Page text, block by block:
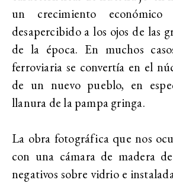
un crecimiento
desapercibido a los ojos de las
de la época. En muchos
ferroviaria se convertía en el
de un nuevo pueblo, en
llanura de la pampa gringa.
La obra fotográfica que nos
con una cámara de madera
negativos sobre vidrio e